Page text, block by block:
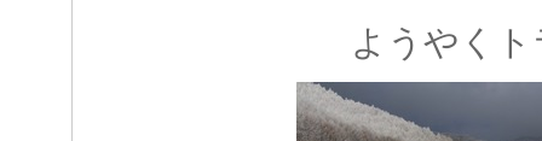
ようやくト